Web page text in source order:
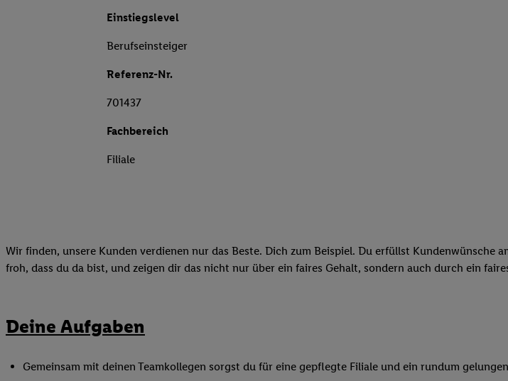
Einstiegslevel
Berufseinsteiger
Referenz-Nr.
701437
Fachbereich
Filiale
Wir finden, unsere Kunden verdienen nur das Beste. Dich zum Beispiel. Du erfüllst
froh, dass du da bist, und zeigen dir das nicht nur über ein faires Gehalt, sondern auch durch ein
Deine Aufgaben
Gemeinsam mit deinen Teamkollegen sorgst du für eine gepflegte Filiale und ein rundum